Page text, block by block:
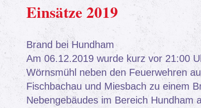
Einsätze 2019
Brand bei Hundham
Am 06.12.2019 wurde kurz vor 21:00
Wörnsmühl neben den Feuerwehren
Fischbachau und Miesbach zu einem
Nebengebäudes im Bereich Hundham